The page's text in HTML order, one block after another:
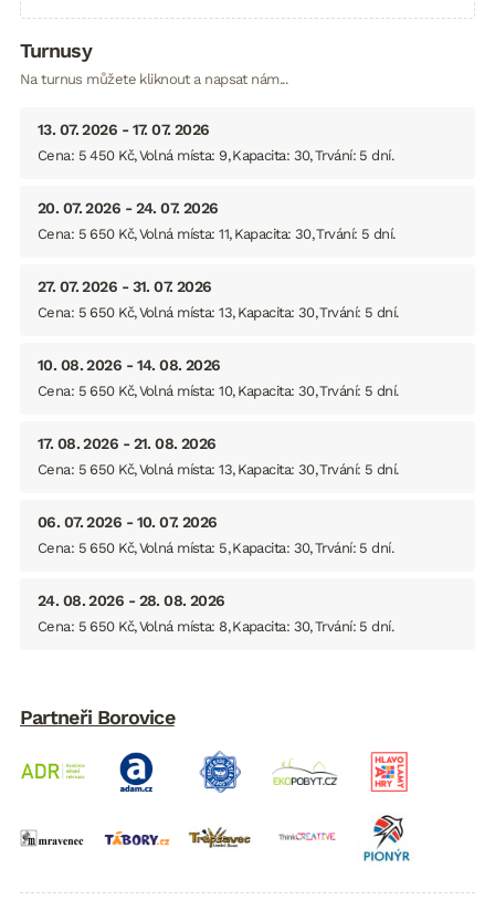
Turnusy
Na turnus můžete kliknout a napsat nám...
13. 07. 2026 - 17. 07. 2026
Cena: 5 450 Kč Volná místa: 9 Kapacita: 30 Trvání: 5 dní
20. 07. 2026 - 24. 07. 2026
Cena: 5 650 Kč Volná místa: 11 Kapacita: 30 Trvání: 5 dní
27. 07. 2026 - 31. 07. 2026
Cena: 5 650 Kč Volná místa: 13 Kapacita: 30 Trvání: 5 dní
10. 08. 2026 - 14. 08. 2026
Cena: 5 650 Kč Volná místa: 10 Kapacita: 30 Trvání: 5 dní
17. 08. 2026 - 21. 08. 2026
Cena: 5 650 Kč Volná místa: 13 Kapacita: 30 Trvání: 5 dní
06. 07. 2026 - 10. 07. 2026
Cena: 5 650 Kč Volná místa: 5 Kapacita: 30 Trvání: 5 dní
24. 08. 2026 - 28. 08. 2026
Cena: 5 650 Kč Volná místa: 8 Kapacita: 30 Trvání: 5 dní
Partneři Borovice